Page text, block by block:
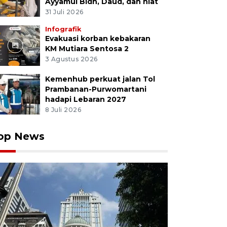
31 Juli 2026
Infografik
Evakuasi korban kebakaran
KM Mutiara Sentosa 2
3 Agustus 2026
Kemenhub perkuat jalan Tol
Prambanan-Purwomartani
hadapi Lebaran 2027
8 Juli 2026
News